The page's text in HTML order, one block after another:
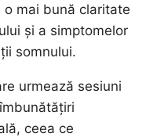
mai bună claritate
și a simptomelor
somnului.
urmează sesiuni
ceea ce